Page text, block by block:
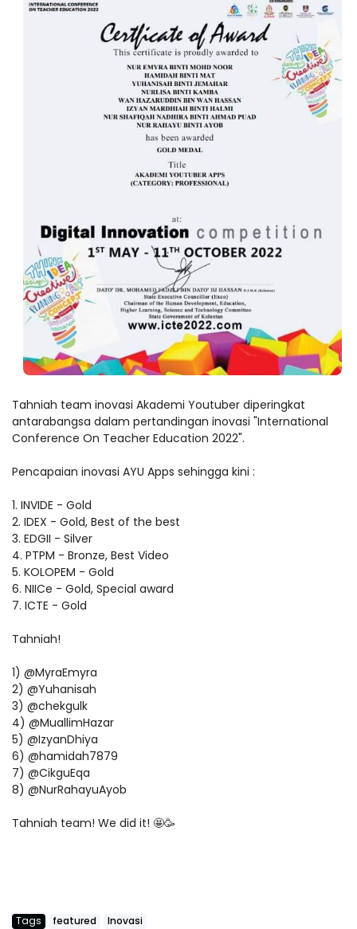
Tahniah team inovasi Akademi Youtuber diperingkat
antarabangsa dalam pertandingan inovasi "International
Conference On Teacher Education 2022".
Pencapaian inovasi AYU Apps sehingga kini :
1. INVIDE - Gold
2. IDEX - Gold, Best of the best
3. EDGII - Silver
4. PTPM - Bronze, Best Video
5. KOLOPEM - Gold
6. NIICe - Gold, Special award
7. ICTE - Gold
Tahniah!
1) @MyraEmyra
2) @Yuhanisah
3) @chekgulk
4) @MuallimHazar
5) @IzyanDhiya
6) @hamidah7879
7) @CikguEqa
8) @NurRahayuAyob
Tahniah team! We did it! 🤩🥳
Tags featured Inovasi